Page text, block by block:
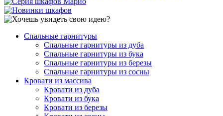
Спальные гарнитуры
Спальные гарнитуры из дуба
Спальные гарнитуры из бука
Спальные гарнитуры из березы
Спальные гарнитуры из сосны
Кровати из массива
Кровати из дуба
Кровати из бука
Кровати из березы